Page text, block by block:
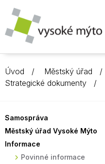
Úvod Městský úřad
Strategické dokumenty
Samospráva
Městský úřad Vysoké Mýto
Informace
Povinné informace